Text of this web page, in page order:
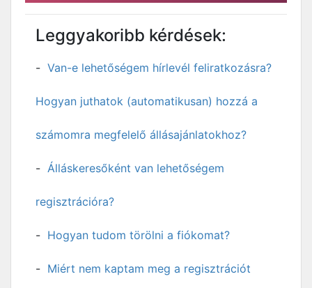
Leggyakoribb kérdések:
Van-e lehetőségem hírlevél feliratkozásra?
Hogyan juthatok (automatikusan) hozzá a
számomra megfelelő állásajánlatokhoz?
Álláskeresőként van lehetőségem
regisztrációra?
Hogyan tudom törölni a fiókomat?
Miért nem kaptam meg a regisztrációt